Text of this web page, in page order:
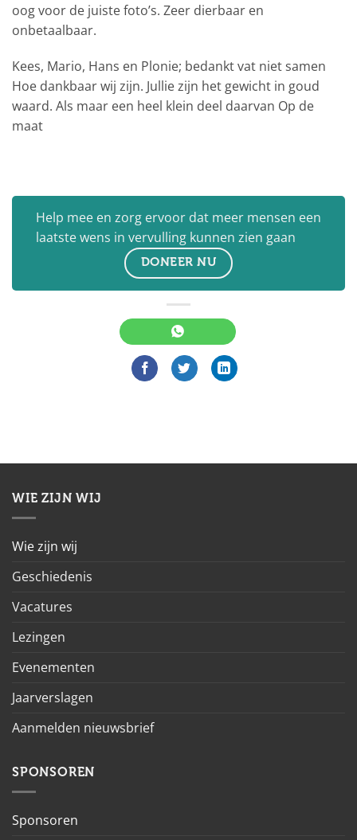
oog voor de juiste foto’s. Zeer dierbaar en
onbetaalbaar.
Kees, Mario, Hans en Plonie; bedankt vat niet samen
Hoe dankbaar wij zijn. Jullie zijn het gewicht in goud
waard. Als maar een heel klein deel daarvan Op de
maat
Help mee en zorg ervoor dat meer mensen een
laatste wens in vervulling kunnen zien gaan
DONEER NU
WIE ZIJN WIJ
Wie zijn wij
Geschiedenis
Vacatures
Lezingen
Evenementen
Jaarverslagen
Aanmelden nieuwsbrief
SPONSOREN
Sponsoren